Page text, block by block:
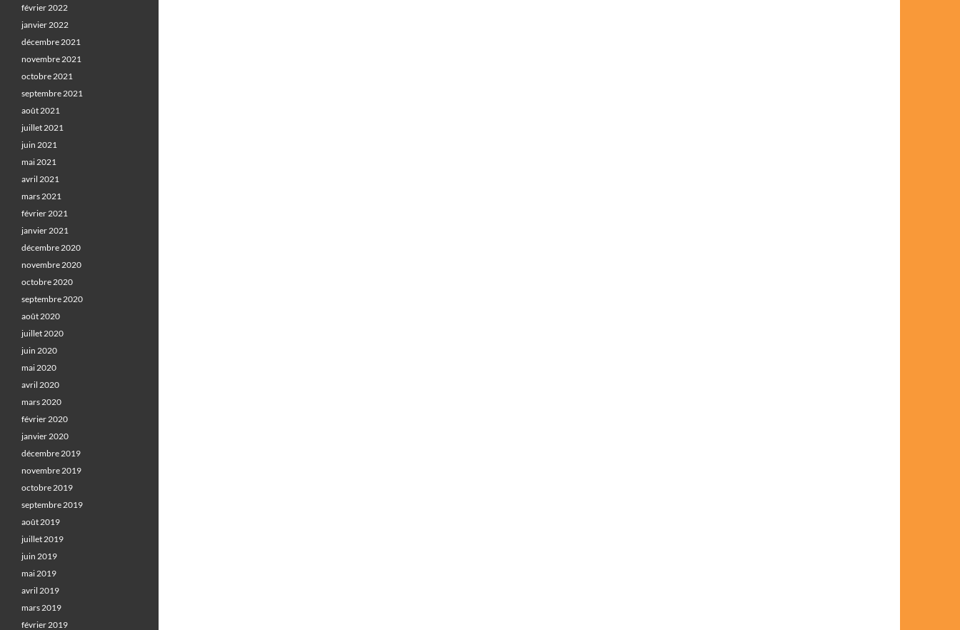
février 2022
janvier 2022
décembre 2021
novembre 2021
octobre 2021
septembre 2021
août 2021
juillet 2021
juin 2021
mai 2021
avril 2021
mars 2021
février 2021
janvier 2021
décembre 2020
novembre 2020
octobre 2020
septembre 2020
août 2020
juillet 2020
juin 2020
mai 2020
avril 2020
mars 2020
février 2020
janvier 2020
décembre 2019
novembre 2019
octobre 2019
septembre 2019
août 2019
juillet 2019
juin 2019
mai 2019
avril 2019
mars 2019
février 2019